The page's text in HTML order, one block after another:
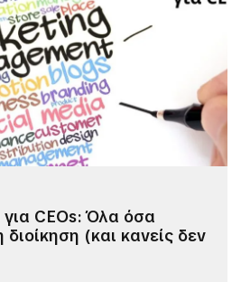
CEOs: Όλα όσα
διοίκηση (και κανείς δεν